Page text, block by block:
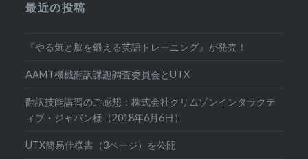
最近の投稿
『やる気と脳を鍛える英語トレーニング』が発売！
AAMT機械翻訳課題調査委員会とUTX
翻訳技能講習のご感想：株式会社クリムゾンインタラクテ
ィブ・ジャパン様（2018年6月6日）
UTX簡易仕様書（3ページ）を公開